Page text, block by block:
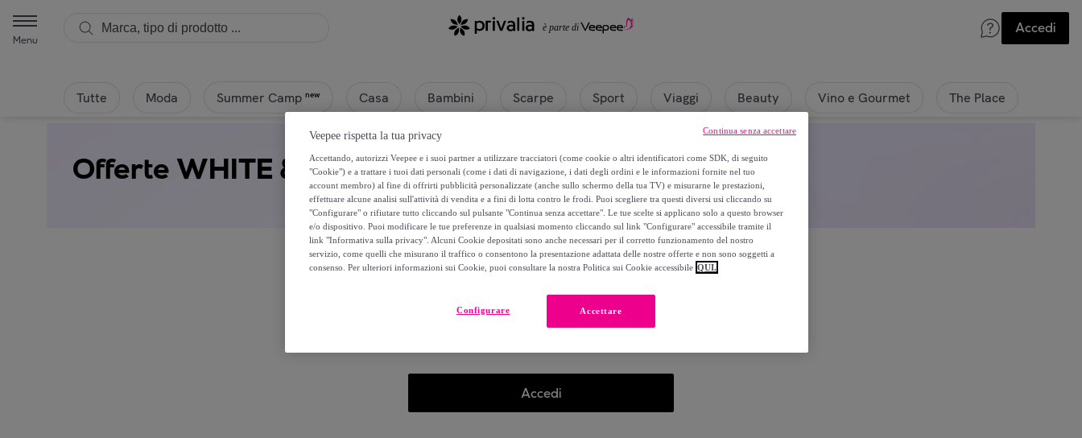
Menu
Accedi
Tutte Moda Summer Camp new Casa Bambini Scarpe Sport Viaggi Beauty Vino e Gourmet The Place
Offerte WHITE & WHITE
Attualmente non è disponibile alcun prodotto.
Accedi
Veepee rispetta la tua privacy
Accettando, autorizzi Veepee e i suoi partner a utilizzare tracciatori (come cookie o altri identificatori come SDK, di seguito
"Cookie") e a trattare i tuoi dati personali (come i dati di navigazione, i dati degli ordini e le informazioni fornite nel tuo
account membro) al fine di offrirti pubblicità personalizzate (anche sullo schermo della tua TV) e misurarne le prestazioni,
effettuare alcune analisi sull'attività di vendita e a fini di lotta contro le frodi. Puoi scegliere tra questi diversi usi cliccando su
"Configurare" o rifiutare tutto cliccando sul pulsante "Continua senza accettare". Le tue scelte si applicano solo a questo browser
e/o dispositivo. Puoi modificare le tue preferenze in qualsiasi momento cliccando sul link "Configurare" accessibile tramite il
link "Informativa sulla privacy". Alcuni Cookie depositati sono anche necessari per il corretto funzionamento del nostro
servizio, come quelli che misurano il traffico o consentono la presentazione adattata delle nostre offerte e non sono soggetti a
consenso. Per ulteriori informazioni sui Cookie, puoi consultare la nostra Politica sui Cookie accessibile QUI.
Accettare
Configurare
Continua senza accettare